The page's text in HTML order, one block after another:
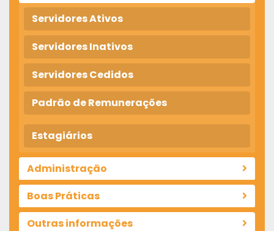
Servidores Ativos
Servidores Inativos
Servidores Cedidos
Padrão de Remunerações
Estagiários
Administração
Boas Práticas
Outras informações